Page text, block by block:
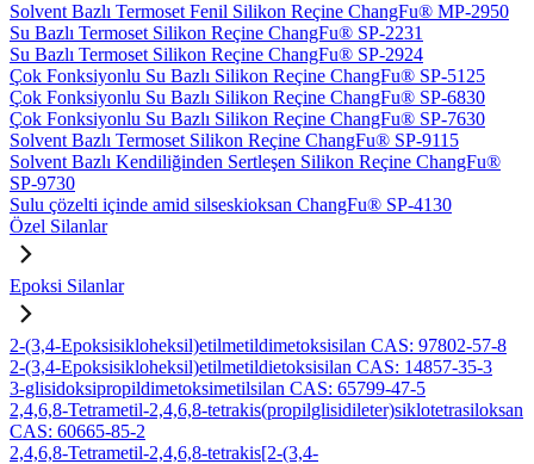
Solvent Bazlı Termoset Fenil Silikon Reçine ChangFu® MP-2950
Su Bazlı Termoset Silikon Reçine ChangFu® SP-2231
Su Bazlı Termoset Silikon Reçine ChangFu® SP-2924
Çok Fonksiyonlu Su Bazlı Silikon Reçine ChangFu® SP-5125
Çok Fonksiyonlu Su Bazlı Silikon Reçine ChangFu® SP-6830
Çok Fonksiyonlu Su Bazlı Silikon Reçine ChangFu® SP-7630
Solvent Bazlı Termoset Silikon Reçine ChangFu® SP-9115
Solvent Bazlı Kendiliğinden Sertleşen Silikon Reçine ChangFu®
SP-9730
Sulu çözelti içinde amid silseskioksan ChangFu® SP-4130
Özel Silanlar
Epoksi Silanlar
2-(3,4-Epoksisikloheksil)etilmetildimetoksisilan CAS: 97802-57-8
2-(3,4-Epoksisikloheksil)etilmetildietoksisilan CAS: 14857-35-3
3-glisidoksipropildimetoksimetilsilan CAS: 65799-47-5
2,4,6,8-Tetrametil-2,4,6,8-tetrakis(propilglisidileter)siklotetrasiloksan
CAS: 60665-85-2
2,4,6,8-Tetrametil-2,4,6,8-tetrakis[2-(3,4-